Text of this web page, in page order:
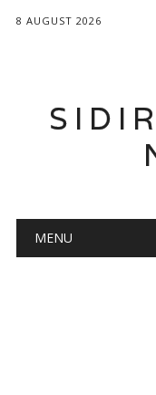
8 AUGUST 2026
Main
MENU